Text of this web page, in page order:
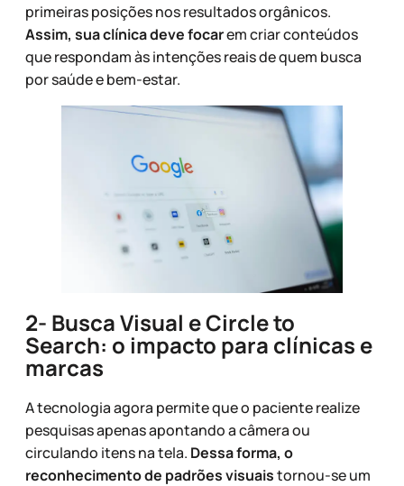
primeiras posições nos resultados orgânicos.
Assim, sua clínica deve focarem criar conteúdos
que respondam às intenções reais de quem busca
por saúde e bem-estar.
2- Busca Visual e Circle to
Search: o impacto para clínicas e
marcas
A tecnologia agora permite que o paciente realize
pesquisas apenas apontando a câmera ou
circulando itens na tela. Dessa forma, o
reconhecimento de padrões visuaistornou-se um